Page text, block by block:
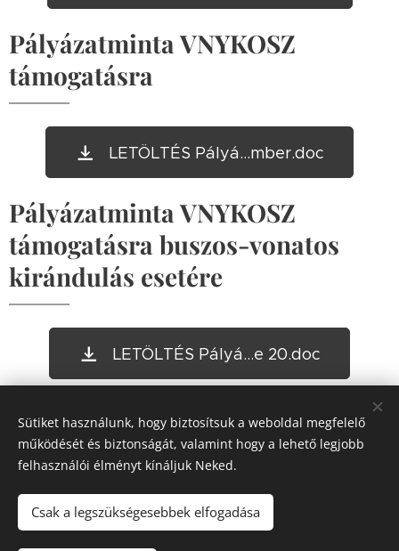
Pályázatminta VNYKOSZ
támogatásra
LETÖLTÉS Pályá...mber.doc
Pályázatminta VNYKOSZ
támogatásra buszos-vonatos
kirándulás esetére
LETÖLTÉS Pályá...e 20.doc
Új Statisztikai lap
LETÖLTÉS VNYKO...vről.odt
Sütiket használunk, hogy biztosítsuk a weboldal megfelelő
működését és biztonságát, valamint hogy a lehető legjobb
felhasználói élményt kínáljuk Neked.
Csak a legszükségesebbek elfogadása